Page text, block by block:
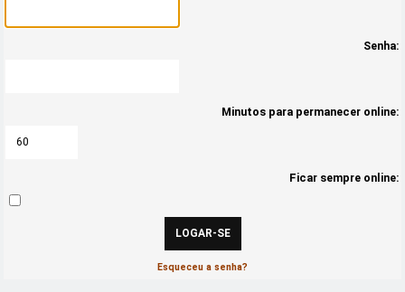
Senha:
Minutos para permanecer online:
Ficar sempre online:
Esqueceu a senha?